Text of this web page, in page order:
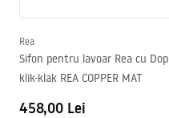
Rea
Sifon pentru lavoar Rea cu Dop
klik-klak REA COPPER MAT
458,00 Lei